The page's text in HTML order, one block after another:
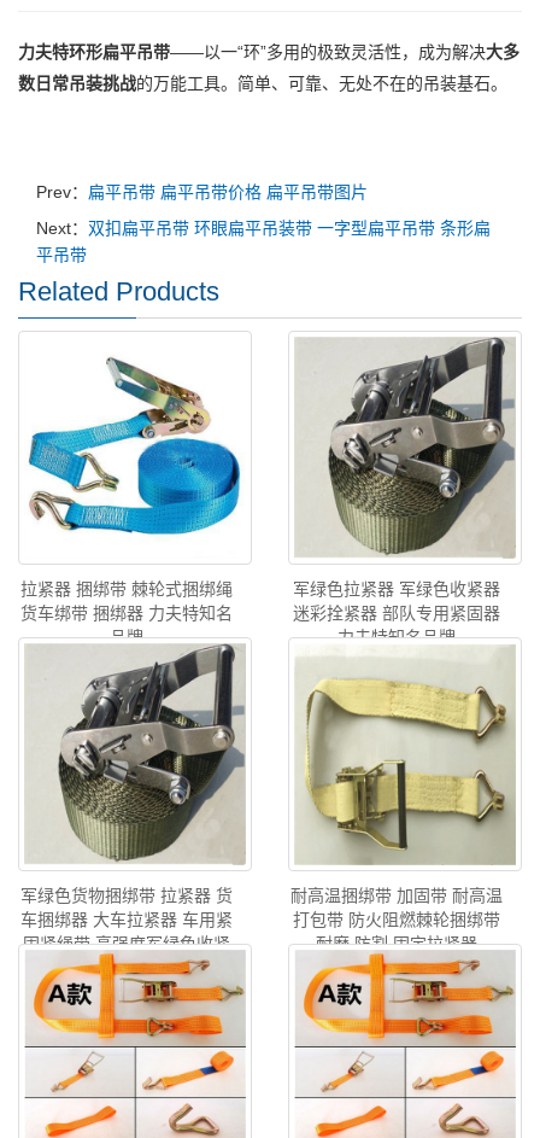
力夫特环形扁平吊带——以一“环”多用的极致灵活性，成为解决大多
数日常吊装挑战的万能工具。简单、可靠、无处不在的吊装基石。
Prev： 扁平吊带 扁平吊带价格 扁平吊带图片
Next： 双扣扁平吊带 环眼扁平吊装带 一字型扁平吊带 条形扁
平吊带
Related Products
拉紧器 捆绑带 棘轮式捆绑绳
货车绑带 捆绑器 力夫特知名
品牌
军绿色拉紧器 军绿色收紧器
迷彩拴紧器 部队专用紧固器
力夫特知名品牌
军绿色货物捆绑带 拉紧器 货
车捆绑器 大车拉紧器 车用紧
固紧绳带 高强度军绿色收紧
绳
耐高温捆绑带 加固带 耐高温
打包带 防火阻燃棘轮捆绑带
耐磨 防割 固定拉紧器